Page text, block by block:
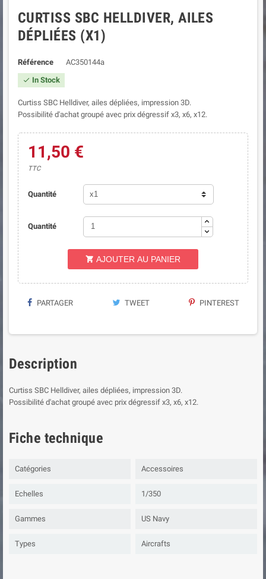
CURTISS SBC HELLDIVER, AILES
DÉPLIÉES (X1)
Référence AC350144a
 In Stock
Curtiss SBC Helldiver, ailes dépliées, impression 3D.
Possibilité d'achat groupé avec prix dégressif x3, x6, x12.
11,50 €
TTC
Quantité
Quantité
 AJOUTER AU PANIER
PARTAGER TWEET PINTEREST
Description
Curtiss SBC Helldiver, ailes dépliées, impression 3D.
Possibilité d'achat groupé avec prix dégressif x3, x6, x12.
Fiche technique
Catégories Accessoires
Echelles 1/350
Gammes US Navy
Types Aircrafts